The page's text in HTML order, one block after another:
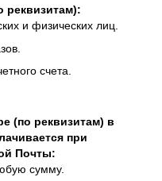
реквизитам):
и физических лиц.
счета.
(по реквизитам) в
при
Почты:
сумму.